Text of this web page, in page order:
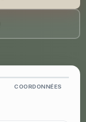
COORDONNÉES